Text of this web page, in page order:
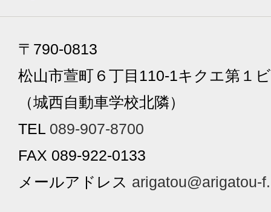
〒790-0813
松山市萱町６丁目110-1キクエ第１
（城西自動車学校北隣）
TEL 089-907-8700
FAX 089-922-0133
メールアドレス arigatou@arigatou-